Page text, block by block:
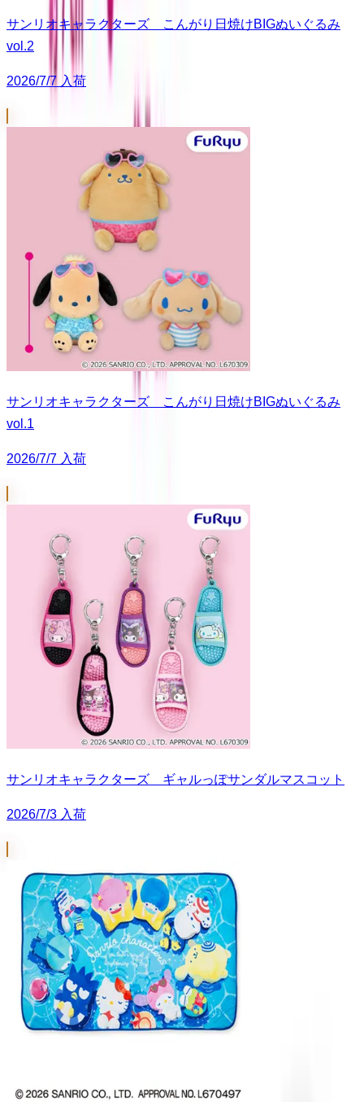
サンリオキャラクターズ こんがり日焼けBIGぬいぐるみ
vol.2
2026/7/7 入荷
サンリオキャラクターズ こんがり日焼けBIGぬいぐるみ
vol.1
2026/7/7 入荷
サンリオキャラクターズ ギャルっぽサンダルマスコット
2026/7/3 入荷